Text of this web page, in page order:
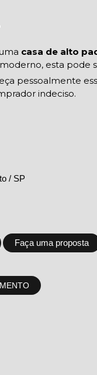
casa de alto
esta pode
pessoalmente
indeciso.
/ SP
Faça uma proposta